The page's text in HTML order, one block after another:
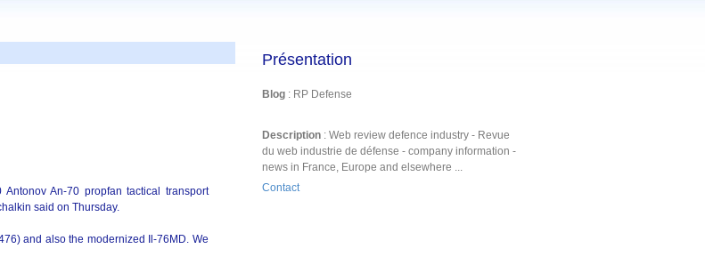
An-70 propfan tactical transport
said on Thursday.
and also the modernized Il-76MD. We
Présentation
Blog : RP Defense
Description : Web review defence industry - Revue
du web industrie de défense - company information -
news in France, Europe and elsewhere ...
Contact